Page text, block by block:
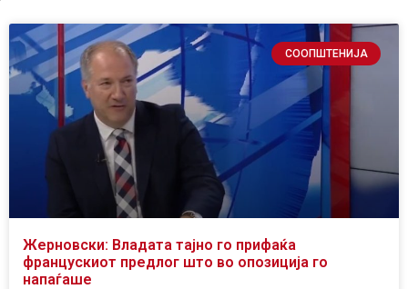
СООПШТЕНИЈА
Жерновски: Владата тајно го прифаќа
францускиот предлог што во опозиција го
напаѓаше